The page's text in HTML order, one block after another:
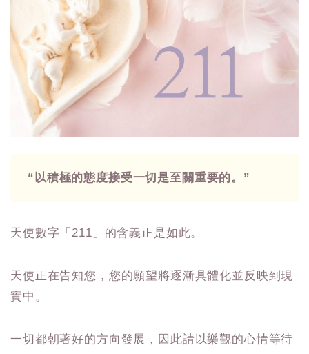
“以積極的態度接受一切是至關重要的。”
天使數字「211」的含義正是如此。
天使正在告知您，您的願望將逐漸具體化並反映到現
實中。
一切都朝著好的方向發展，因此請以樂觀的心情等待